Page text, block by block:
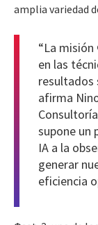
amplia variedad
“La
en las
resultados
afirma
supone un
IA a la
generar
eficiencia